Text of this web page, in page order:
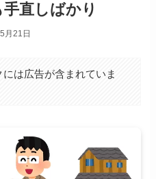
直しばかり
月21日
には広告が含まれていま